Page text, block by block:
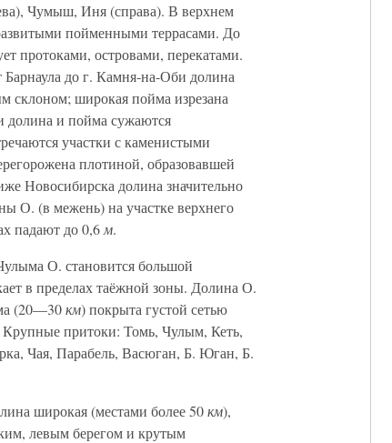
Чумыш, Иня (справа). В верхнем
пойменными террасами. До
протоками, островами, перекатами.
до г. Камня-на-Оби долина
склоном; широкая пойма изрезана
долина и пойма сужаются
участки с каменистыми
плотиной, образовавшей
Новосибирска долина значительно
О. (в межень) на участке верхнего
падают до 0,6 м.
О. становится большой
в пределах таёжной зоны. Долина О.
(20—30км) покрыта густой сетью
Крупные притоки: Томь, Чулым, Кеть,
Чая, Парабель, Васюган, Б. Юган, Б.
широкая (местами более 50км),
левым берегом и крутым